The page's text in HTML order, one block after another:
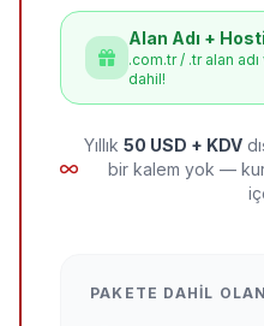
Alan Adı +
.com.tr / .tr alan
dahil!
Yıllık 50 USD + KDV
bir kalem yok —
PAKETE DAHIL